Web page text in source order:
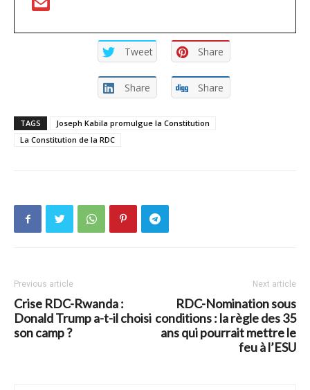
Tweet Share
Share Share
TAGS
Joseph Kabila promulgue la Constitution
La Constitution de la RDC
Previous article
Crise RDC-Rwanda :
Donald Trump a-t-il choisi
son camp ?
Next article
RDC-Nomination sous
conditions : la règle des 35
ans qui pourrait mettre le
feu à l’ESU